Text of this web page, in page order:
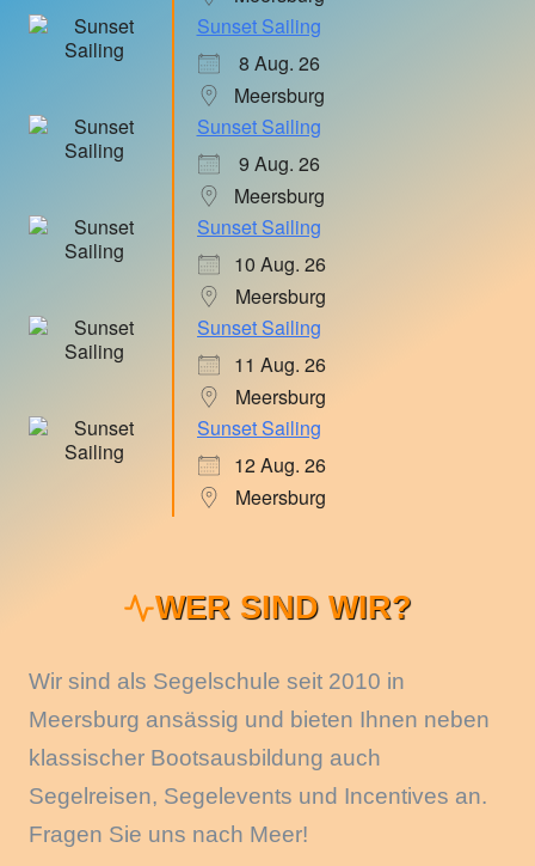
Sunset Sailing
8 Aug. 26
Meersburg
Sunset Sailing
9 Aug. 26
Meersburg
Sunset Sailing
10 Aug. 26
Meersburg
Sunset Sailing
11 Aug. 26
Meersburg
Sunset Sailing
12 Aug. 26
Meersburg
WER SIND WIR?
Wir sind als Segelschule seit 2010 in
Meersburg ansässig und bieten Ihnen neben
klassischer Bootsausbildung auch
Segelreisen, Segelevents und Incentives an.
Fragen Sie uns nach Meer!